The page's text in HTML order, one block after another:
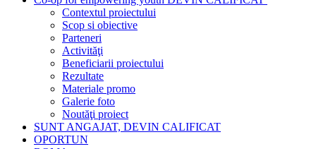
Contextul proiectului
Scop si obiective
Parteneri
Activităţi
Beneficiarii proiectului
Rezultate
Materiale promo
Galerie foto
Noutăţi proiect
SUNT ANGAJAT, DEVIN CALIFICAT
OPORTUN